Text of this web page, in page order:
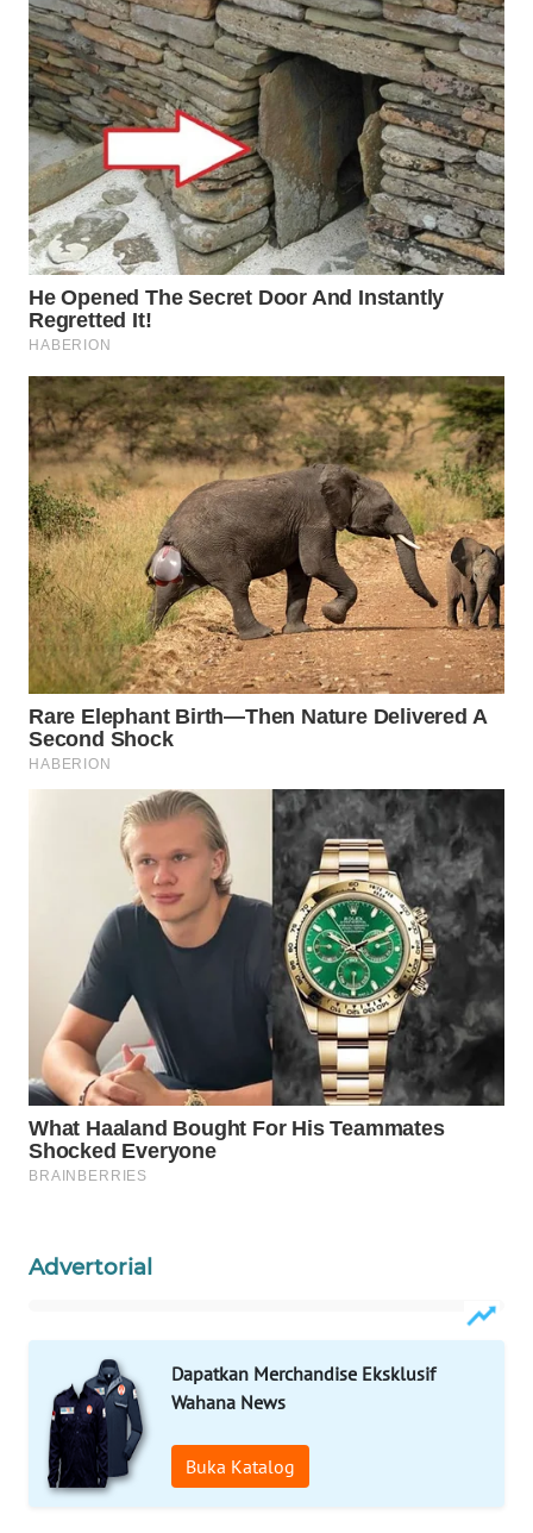
Advertorial
Dapatkan Merchandise Eksklusif
Wahana News
Buka Katalog
WAHANA
ADVOKAT
WAHANA
INFRASTRUKTUR
WAHANA
KONSUMEN
WAHANA
LISTRIK
WAHANA
TRAVEL
WAHANA
TV
WAHANANEWS
ID
WAHANANEWS
CO ID
WAHANANEWS
NET
WAHANA
UMKM
WAHANA
SELEB
WAHANA
PERSONA
WAHANA
WAHANA
WAHANA
DESA
WISATA
LAPAK
WAHANA